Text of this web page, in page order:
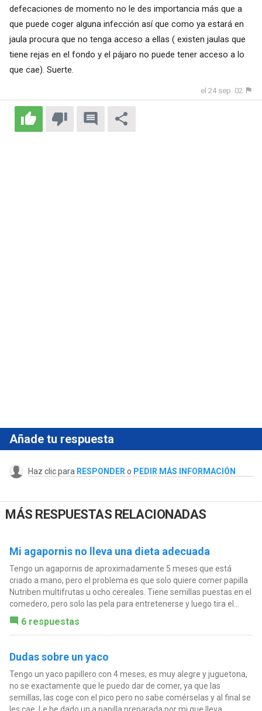
defecaciones de momento no le des importancia más que a
que puede coger alguna infección así que como ya estará en
jaula procura que no tenga acceso a ellas ( existen jaulas que
tiene rejas en el fondo y el pájaro no puede tener acceso a lo
que cae). Suerte.
el 24 sep. 02
Añade tu respuesta
Haz clic para RESPONDER o PEDIR MÁS INFORMACIÓN
MÁS RESPUESTAS RELACIONADAS
Mi agapornis no lleva una dieta adecuada
Tengo un agapornis de aproximadamente 5 meses que está
criado a mano, pero el problema es que solo quiere comer papilla
Nutriben multifrutas u ocho cereales. Tiene semillas puestas en el
comedero, pero solo las pela para entretenerse y luego tira el...
6 respuestas
Dudas sobre un yaco
Tengo un yaco papillero con 4 meses, es muy alegre y juguetona,
no se exactamente que le puedo dar de comer, ya que las
semillas, las coge con el pico pero no sabe comérselas y al final se